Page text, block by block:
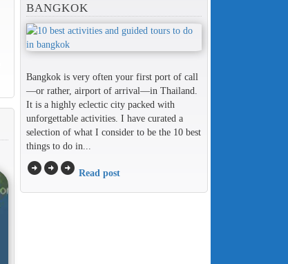
BANGKOK
Bangkok is very often your first port of call
—or rather, airport of arrival—in Thailand.
It is a highly eclectic city packed with
unforgettable activities. I have curated a
selection of what I consider to be the 10 best
things to do in...
arrow_circle_rightarrow_circle_rightarrow_circle_right Read post